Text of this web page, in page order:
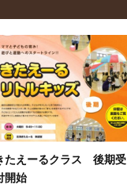
たえーるクラス 後期受
開始